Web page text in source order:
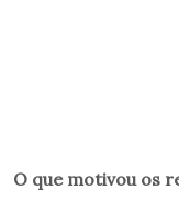
O que motivou os